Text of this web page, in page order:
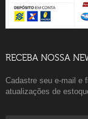
RECEBA NOSSA
Cadastre seu e-mail e
atualizações de